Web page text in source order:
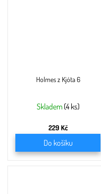
Holmes z Kjóta 6
Skladem (4 ks)
229 Kč
Do košíku